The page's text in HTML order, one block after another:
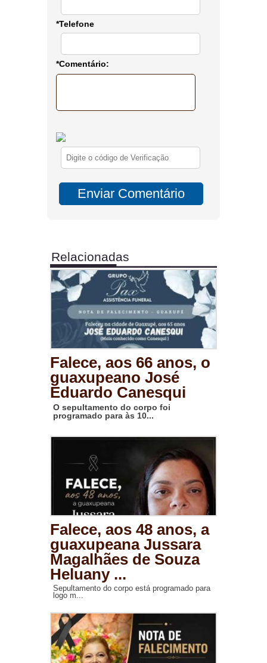
*Telefone
*Comentário:
Relacionadas
Falece, aos 66 anos, o
guaxupeano José
Eduardo Canesqui
O sepultamento do corpo foi
programado para às 10...
Falece, aos 48 anos, a
guaxupeana Jussara
Magalhães de Souza
Heluany ...
Sepultamento do corpo está programado para
logo m...